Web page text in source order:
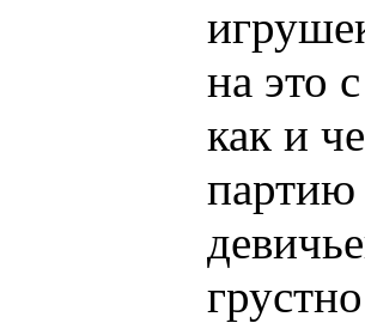
на это
как и
партию